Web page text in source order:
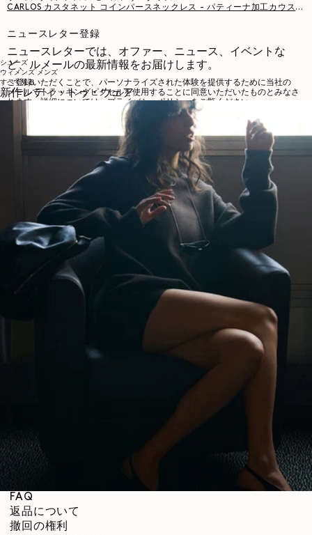
シューズ
ウィメンズ メンズ
すべて見る
新作レディ・トゥ・ウェア
CARLOS カスタネット コインパースネックレス - パティーナ加工カウスキンレザー - CHOCOLATE FONDANT
ニュースレター登録
ニュースレターでは、オファー、ニュース、イベントな
ど、ルメールの最新情報をお届けします。
ご登録いただくことで、パーソナライズされた体験を提供するために当社の
メールでトラッキングピクセルを使用することに同意いただいたものとみなさ
れます。詳細については、 プライバシーポリシーをご覧ください。
ブティック
サポート
発送と配送について
FAQ
返品について
撤回の権利